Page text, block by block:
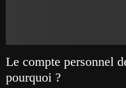
Le compte personnel
pourquoi ?